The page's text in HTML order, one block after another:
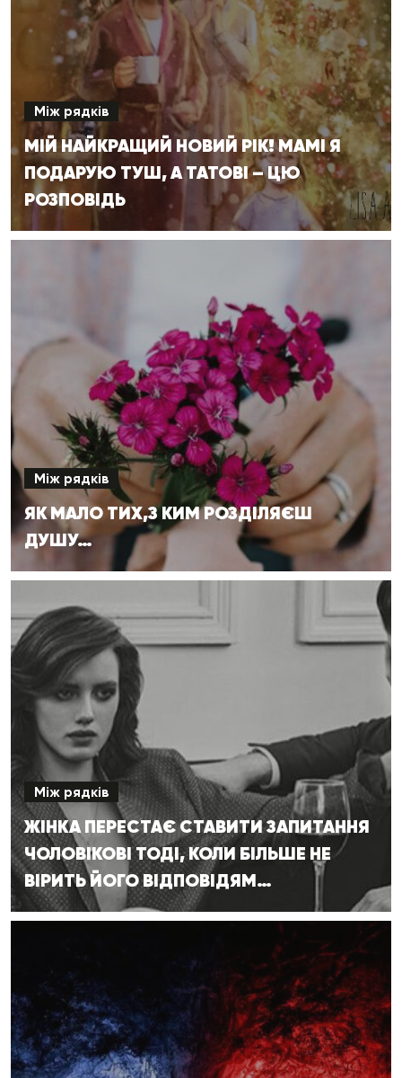
Між рядків
МІЙ НАЙКРАЩИЙ НОВИЙ РІК! МАМІ Я
ПОДАРУЮ ТУШ, А ТАТОВІ – ЦЮ
РОЗПОВІДЬ
Між рядків
ЯК МАЛО ТИХ,З КИМ РОЗДІЛЯЄШ
ДУШУ…
Між рядків
ЖІНКА ПЕРЕСТАЄ СТАВИТИ ЗАПИТАННЯ
ЧОЛОВІКОВІ ТОДІ, КОЛИ БІЛЬШЕ НЕ
ВІРИТЬ ЙОГО ВІДПОВІДЯМ…